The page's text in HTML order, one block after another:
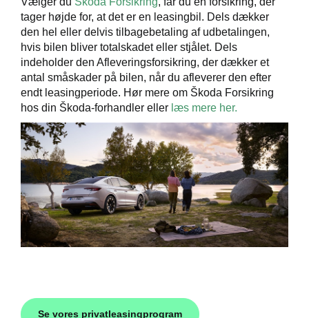
tager højde for, at det er en leasingbil. Dels dækker
den hel eller delvis tilbagebetaling af udbetalingen,
hvis bilen bliver totalskadet eller stjålet. Dels
indeholder den Afleveringsforsikring, der dækker et
antal småskader på bilen, når du afleverer den efter
endt leasingperiode. Hør mere om Škoda Forsikring
hos din Škoda-forhandler eller læs mere her.
Se vores privatleasingprogram